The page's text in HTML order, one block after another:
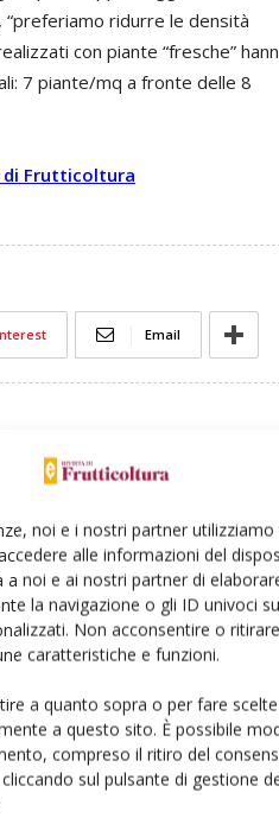
noi e i nostri partner
alle informazioni del
noi e ai nostri partner di
la navigazione o gli ID univoci
Non acconsentire o
caratteristiche e funzioni.
a quanto sopra o per fare
a questo sito. È possibile
compreso il ritiro del
sul pulsante di gestione
“preferiamo ridurre le densità
con piante “fresche”
7 piante/mq a fronte delle 8
di Frutticoltura
Email